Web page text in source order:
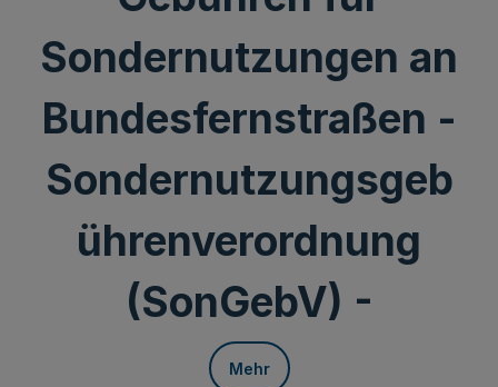
Sondernutzungen an
Bundesfernstraßen -
Sondernutzungsgeb
ührenverordnung
(SonGebV) -
Mehr